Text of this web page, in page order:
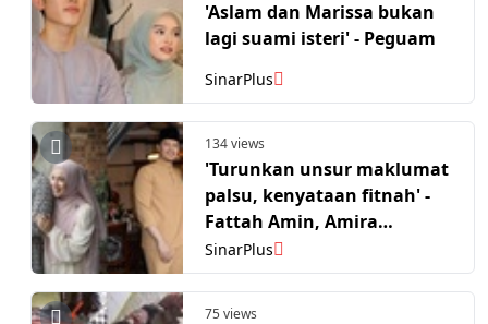
'Aslam dan Marissa bukan
lagi suami isteri' - Peguam
SinarPlus
134 views
'Turunkan unsur maklumat
palsu, kenyataan fitnah' -
Fattah Amin, Amira
Othman nafi dalam video
tular kasari pembantu
rumah
SinarPlus
75 views